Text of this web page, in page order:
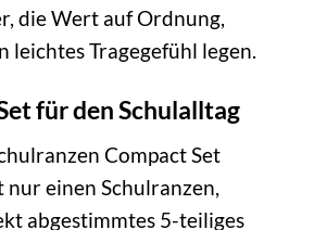
die Wert auf Ordnung,
leichtes Tragegefühl legen.
für den Schulalltag
Compact Set
einen Schulranzen,
abgestimmtes 5-teiliges